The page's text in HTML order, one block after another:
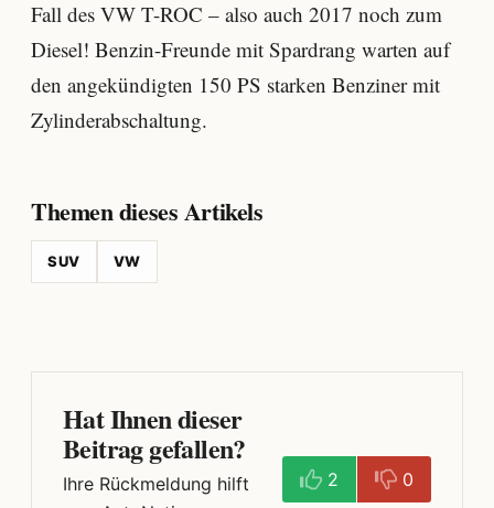
Fall des VW T-ROC – also auch 2017 noch zum
Diesel! Benzin-Freunde mit Spardrang warten auf
den angekündigten 150 PS starken Benziner mit
Zylinderabschaltung.
Themen dieses Artikels
SUV VW
Hat Ihnen dieser
Beitrag gefallen?
Ihre Rückmeldung hilft
2 0